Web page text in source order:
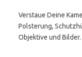
Verstaue Deine
Polsterung,
Objektive und Bilder.